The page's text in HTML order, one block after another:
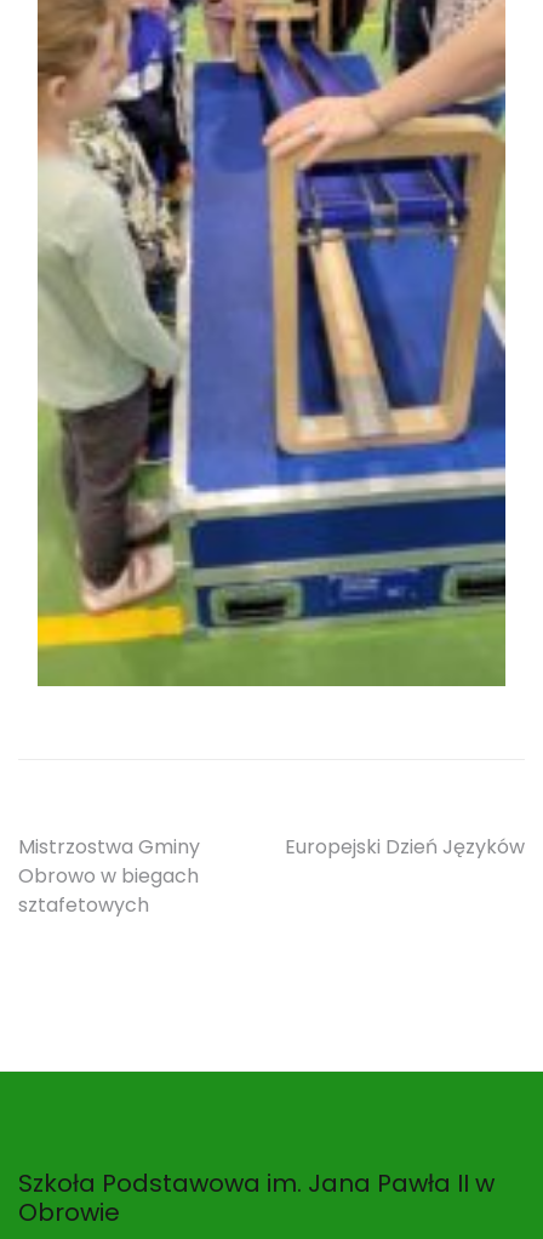
Nawigacja
wpisu
Mistrzostwa Gminy
Obrowo w biegach
sztafetowych
Europejski Dzień Języków
Szkoła Podstawowa im. Jana Pawła II w
Obrowie